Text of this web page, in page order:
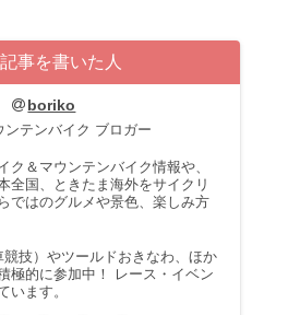
事を書いた人
boriko
ンテンバイク ブロガー
ク＆マウンテンバイク情報や、
全国、ときたま海外をサイクリ
ではのグルメや景色、楽しみ方
技）やツールドおきなわ、ほか
極的に参加中！ レース・イベン
います。